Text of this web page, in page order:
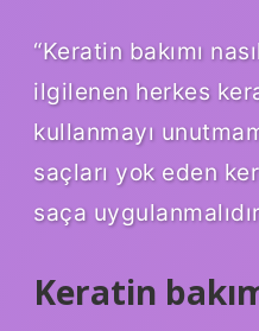
“Keratin bakımı
ilgilenen herkes
kullanmayı
saçları yok eden
saça
Keratin